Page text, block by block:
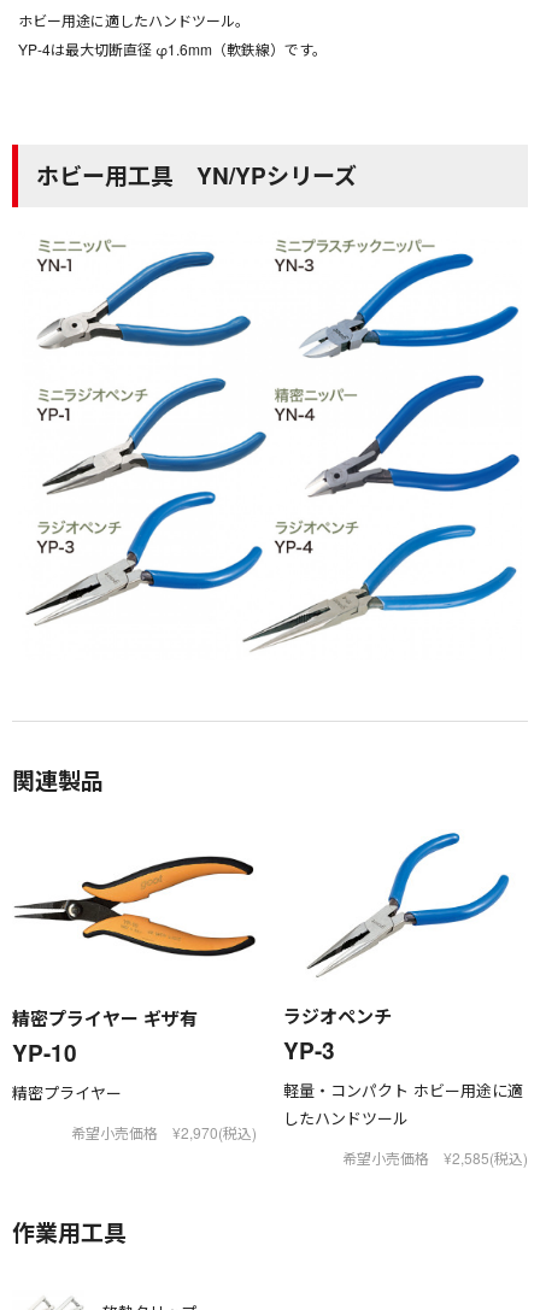
ホビー用途に適したハンドツール。
YP-4は最大切断直径 φ1.6mm（軟鉄線）です。
ホビー用工具 YN/YPシリーズ
関連製品
精密プライヤー ギザ有
YP-10
精密プライヤー
希望小売価格 ¥2,970(税込)
ラジオペンチ
YP-3
軽量・コンパクト ホビー用途に適
したハンドツール
希望小売価格 ¥2,585(税込)
作業用工具